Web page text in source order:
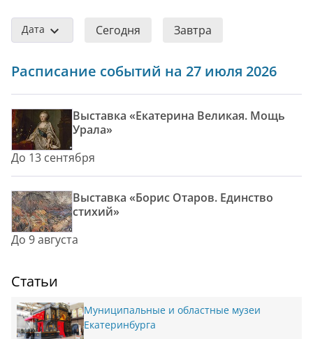
Дата Сегодня Завтра
Расписание событий на 27 июля 2026
Выставка «Екатерина Великая. Мощь
Урала»
До 13 сентября
Выставка «Борис Отаров. Единство
стихий»
До 9 августа
Статьи
Муниципальные и областные музеи
Екатеринбурга